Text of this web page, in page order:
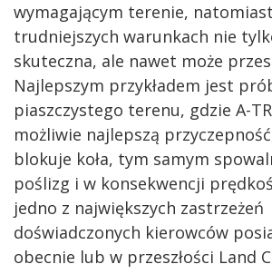
wymagającym terenie,
trudniejszych warunkach nie
skuteczna, ale nawet może
Najlepszym przykładem jest
piaszczystego terenu, gdzie A-
możliwie najlepszą
blokuje koła, tym samym
poślizg i w konsekwencji
jedno z największych zastrzeżeń
doświadczonych kierowców
obecnie lub w przeszłości Land